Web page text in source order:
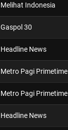
Melihat Indonesia
Gaspol 30
Headline News
Metro Pagi Primetime
Metro Pagi Primetime
Headline News